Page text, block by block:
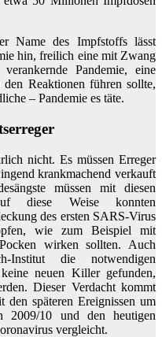
Name des Impfstoffs lässt
hin, freilich eine mit Zwang
Pandemie, eine
Reaktionen führen sollte,
– Pandemie es täte.
nicht. Es müssen Erreger
krankmachend verkauft
müssen mit diesen
diese Weise konnten
des ersten SARS-Virus
wie zum Beispiel mit
wirken sollten. Auch
Institut die notwendigen
neuen Killer gefunden,
Dieser Verdacht kommt
späteren Ereignissen um
2009/10 und den heutigen
vergleicht.